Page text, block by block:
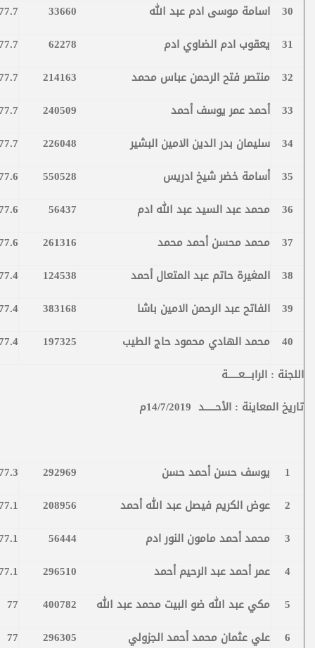
30 اسامة موسى ادم عبد الله 33660
31
يعقوب ادم الضاوي ادم 62278
32
منتصر فتح الرحمن عباس محمد 214163
33
أحمد عمر يوسف أحمد 240509
34
سليمان بدر الدين الامين البشير 226048
35
أسامة خضر شيخ ادريس 550528
36
محمد عبد السيد عبد الله ادم 56437
37
محمد محسن أحمد محمد 261316
38
المغيرة حاتم عبد المتعال أحمد 124538
39
الفاتح عبد الرحمن الامين باشا 383168
40
محمد الهادي محمود حاج الطيب 197325
اللجنة : الرابـــعـــــة
تاريخ المعاينة : الأحـــــد 14/7/2019م
1 يوسف حسن أحمد حسن 292969
2
عوض الكريم فيصل عبد الله أحمد 208956
3
محمد أحمد مامون النور ادم 56444
4
عمر أحمد عبد الرحيم أحمد 296510
5
مكي عبد الله ضو البيت محمد عبد الله 400782
77
6
علي عثمان محمد أحمد الجزولي 296305
77